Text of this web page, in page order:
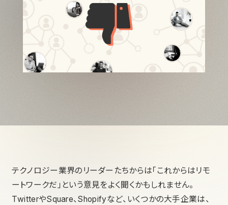
テクノロジー業界のリーダーたちからは「これからはリモ
ートワークだ」という意見をよく聞くかもしれません。
TwitterやSquare、Shopifyなど、いくつかの大手企業は、